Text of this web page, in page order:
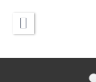
عالی برای
سرامیک، سنگ یا حتی
حفظ خواهد کرد.